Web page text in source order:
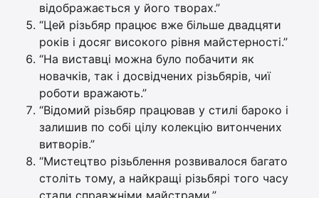
відображається у його творах.”
“Цей різьбяр працює вже більше двадцяти
років і досяг високого рівня майстерності.”
“На виставці можна було побачити як
новачків, так і досвідчених різьбярів, чиї
роботи вражають.”
“Відомий різьбяр працював у стилі бароко і
залишив по собі цілу колекцію витончених
витворів.”
“Мистецтво різьблення розвивалося багато
століть тому, а найкращі різьбярі того часу